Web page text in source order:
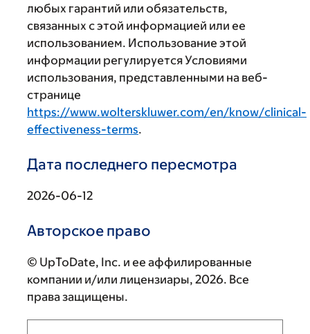
любых гарантий или обязательств,
связанных с этой информацией или ее
использованием. Использование этой
информации регулируется Условиями
использования, представленными на веб-
странице
https://www.wolterskluwer.com/en/know/clinical-
effectiveness-terms.
Дата последнего пересмотра
2026-06-12
Авторское право
© UpToDate, Inc. и ее аффилированные
компании и/или лицензиары, 2026. Все
права защищены.